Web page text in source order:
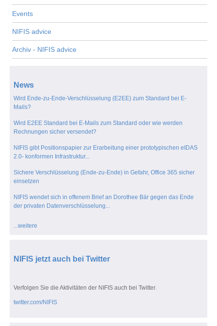
Events
NIFIS advice
Archiv - NIFIS advice
News
Wird Ende-zu-Ende-Verschlüsselung (E2EE) zum Standard bei E-
Mails?
Wird E2EE Standard bei E-Mails zum Standard oder wie werden
Rechnungen sicher versendet?
NIFIS gibt Positionspapier zur Erarbeitung einer prototypischen eIDAS
2.0- konformen Infrastruktur...
Sichere Verschlüsselung (Ende-zu-Ende) in Gefahr, Office 365 sicher
einsetzen
NIFIS wendet sich in offenem Brief an Dorothee Bär gegen das Ende
der privaten Datenverschlüsselung...
...weitere
NIFIS jetzt auch bei Twitter
Verfolgen Sie die Aktivitäten der NIFIS auch bei Twitter.
twitter.com/NIFIS